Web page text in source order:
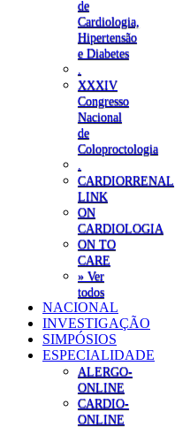
de
Cardiologia,
Hipertensão
e Diabetes
XXXIV
Congresso
Nacional
de
Coloproctologia
CARDIORRENAL
LINK
ON
CARDIOLOGIA
ON TO
CARE
» Ver
todos
NACIONAL
INVESTIGAÇÃO
SIMPÓSIOS
ESPECIALIDADE
ALERGO-
ONLINE
CARDIO-
ONLINE